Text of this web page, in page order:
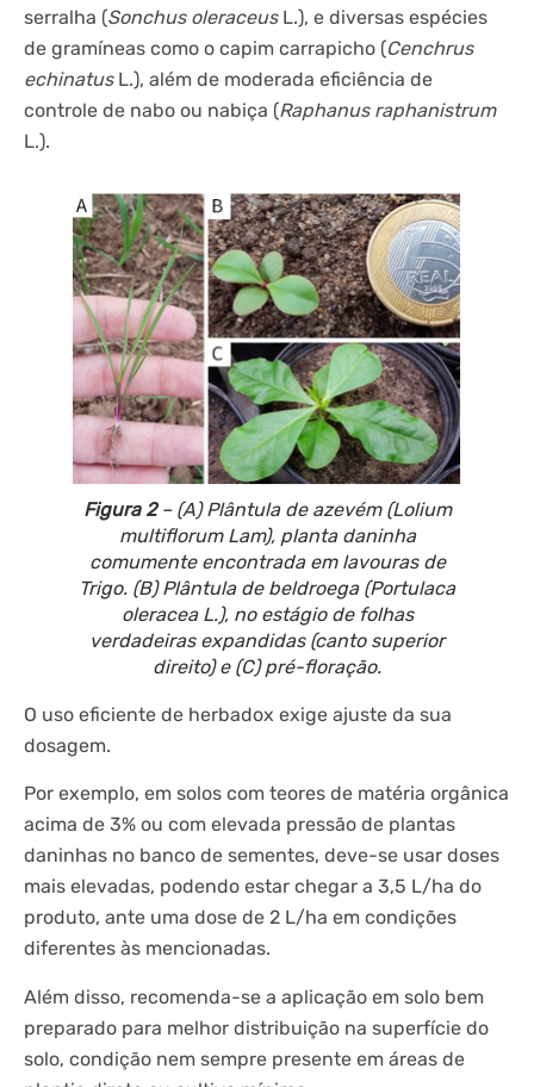
serralha (Sonchus oleraceusL.), e diversas espécies
de gramíneas como o capim carrapicho (Cenchrus
echinatusL.), além de moderada eficiência de
controle de nabo ou nabiça (Raphanus raphanistrum
L.).
Figura 2– (A) Plântula de azevém (Lolium
multiflorum Lam), planta daninha
comumente encontrada em lavouras de
Trigo. (B) Plântula de beldroega (Portulaca
oleracea L.), no estágio de folhas
verdadeiras expandidas (canto superior
direito) e (C) pré-floração.
O uso eficiente de herbadox exige ajuste da sua
dosagem.
Por exemplo, em solos com teores de matéria orgânica
acima de 3% ou com elevada pressão de plantas
daninhas no banco de sementes, deve-se usar doses
mais elevadas, podendo estar chegar a 3,5 L/ha do
produto, ante uma dose de 2 L/ha em condições
diferentes às mencionadas.
Além disso, recomenda-se a aplicação em solo bem
preparado para melhor distribuição na superfície do
solo, condição nem sempre presente em áreas de